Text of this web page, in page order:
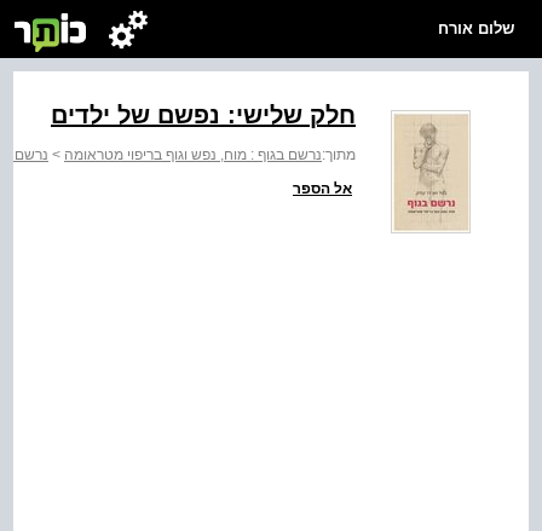
שלום אורח
חלק שלישי: נפשם של ילדים
מתוך:נרשם בגוף : מוח, נפש וגוף בריפוי מטראומה > נרשם
אל הספר